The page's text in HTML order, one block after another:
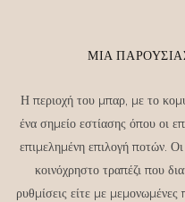
ΜΙΑ
Η περιοχή του μπαρ, με το
ένα σημείο εστίασης όπου οι
επιμελημένη επιλογή ποτών. Οι
κοινόχρηστο τραπέζι που
ρυθμίσεις είτε με μεμονωμένες